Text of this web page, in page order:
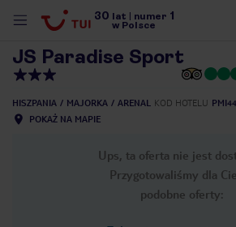
30 lat numer 1
w Polsce
JS Paradise Sport
HISZPANIA MAJORKA ARENAL KOD HOTELU
POKAŻ NA MAPIE
Ups, ta oferta nie jest
Przygotowaliśmy dla
podobne oferty: